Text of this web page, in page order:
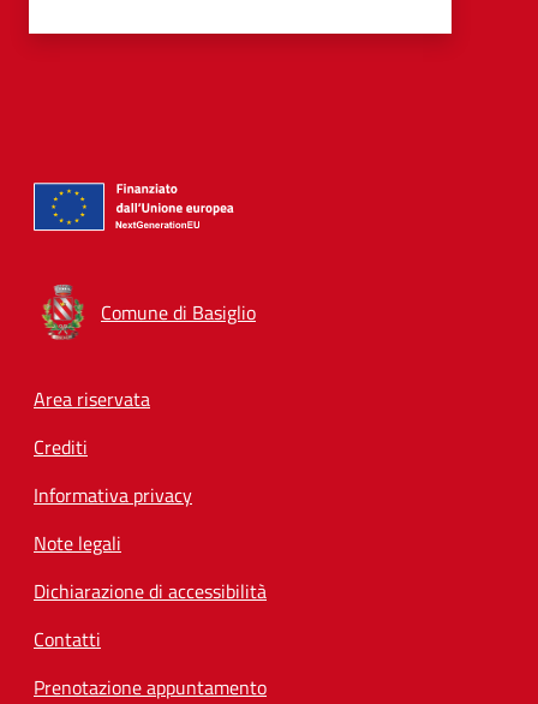
Comune di Basiglio
Footer menu
Area riservata
Crediti
Informativa privacy
Note legali
Dichiarazione di accessibilità
Contatti
Prenotazione appuntamento